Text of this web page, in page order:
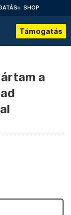
SHOP
Támogatás
a